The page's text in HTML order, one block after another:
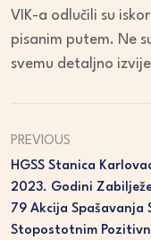
VIK-a odlučili su
pisanim putem. Ne
svemu detaljno
PREVIOUS
HGSS Stanica
2023. Godini
79 Akcija Spašavanja
Stopostotnim